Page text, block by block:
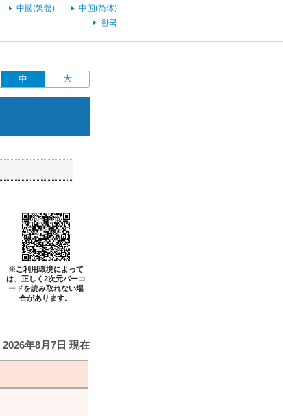
中國(繁體)
中国(简体)
한국
中 大
※ご利用環境によって
は、正しく2次元バーコ
ードを読み取れない場
合があります。
2026年8月7日 現在